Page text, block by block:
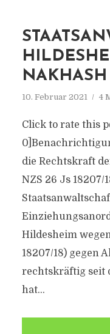
10. Februar 2021 4
Click to rate this
die Rechtskraft
NZS 26 Js 18207/​
Hildesheim
18207/​18) gegen
rechtskräftig seit
hat...